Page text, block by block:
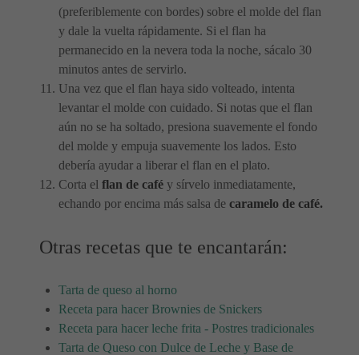
(preferiblemente con bordes) sobre el molde del flan
y dale la vuelta rápidamente. Si el flan ha
permanecido en la nevera toda la noche, sácalo 30
minutos antes de servirlo.
Una vez que el flan haya sido volteado, intenta
levantar el molde con cuidado. Si notas que el flan
aún no se ha soltado, presiona suavemente el fondo
del molde y empuja suavemente los lados. Esto
debería ayudar a liberar el flan en el plato.
Corta el flan de café y sírvelo inmediatamente,
echando por encima más salsa de caramelo de café.
Otras recetas que te encantarán:
Tarta de queso al horno
Receta para hacer Brownies de Snickers
Receta para hacer leche frita - Postres tradicionales
Tarta de Queso con Dulce de Leche y Base de